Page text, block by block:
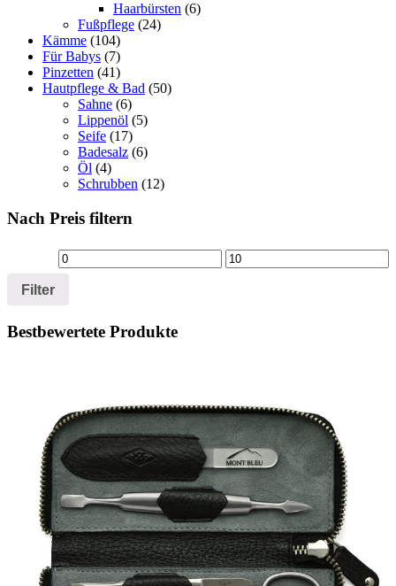
Haarbürsten (6)
Fußpflege (24)
Kämme (104)
Für Babys (7)
Pinzetten (41)
Hautpflege & Bad (50)
Sahne (6)
Lippenöl (5)
Seife (17)
Badesalz (6)
Öl (4)
Schrubben (12)
Nach Preis filtern
Min. Max.
Filter
Bestbewertete Produkte